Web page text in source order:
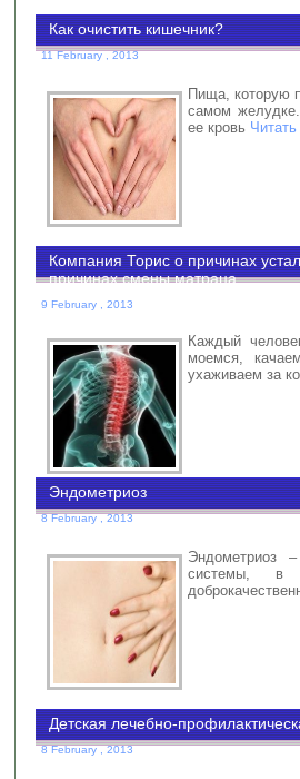
Как очистить кишечник?
11 February , 2013
Пища, которую
самом
ее кровь
Компания Торис о причинах
причинах смены матраца
9 February , 2013
Каждый
моемся,
ухаживаем за
Эндометриоз
8 February , 2013
Эндометриоз
системы, в
Детская лечебно-
8 February , 2013